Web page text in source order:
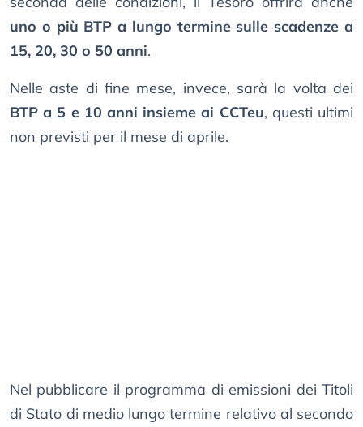
uno o più BTP a lungo termine sulle scadenze a
15, 20, 30 o 50 anni.
Nelle aste di fine mese, invece, sarà la volta dei
BTP a 5 e 10 anni insieme ai CCTeu, questi ultimi
non previsti per il mese di aprile.
Nel pubblicare il programma di emissioni dei Titoli
di Stato di medio lungo termine relativo al secondo